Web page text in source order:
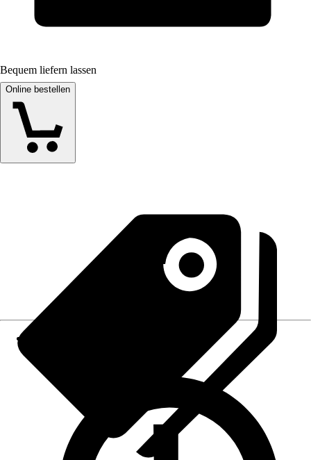
Bequem liefern lassen
Online bestellen